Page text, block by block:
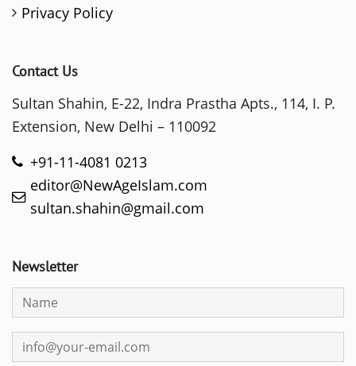
Privacy Policy
Contact Us
Sultan Shahin, E-22, Indra Prastha Apts., 114, I. P.
Extension, New Delhi – 110092
+91-11-4081 0213
editor@NewAgeIslam.com
sultan.shahin@gmail.com
Newsletter